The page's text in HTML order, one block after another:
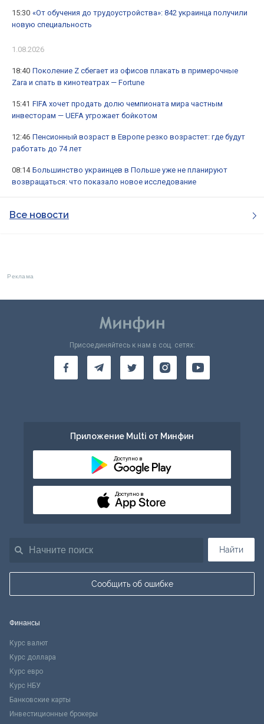
15:30 «От обучения до трудоустройства»: 842 украинца получили
новую специальность
1.08.2026
18:40 Поколение Z сбегает из офисов плакать в примерочные
Zara и спать в кинотеатрах — Fortune
15:41 FIFA хочет продать долю чемпионата мира частным
инвесторам — UEFA угрожает бойкотом
12:46 Пенсионный возраст в Европе резко возрастет: где будут
работать до 74 лет
08:14 Большинство украинцев в Польше уже не планируют
возвращаться: что показало новое исследование
Все новости
Найти
Сообщить об ошибке
Присоединяйтесь к нам в соц. сетях:
Приложение Multi от Минфин
Доступно в
Доступно в
Финансы
Курс валют
Курс доллара
Курс евро
Курс НБУ
Банковские карты
Инвестиционные брокеры